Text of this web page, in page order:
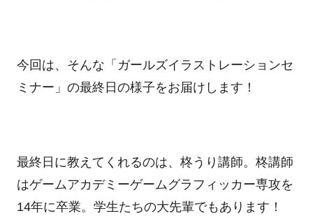
今回は、そんな「ガールズイラストレーションセ
ミナー」の最終日の様子をお届けします！
最終日に教えてくれるのは、柊うり講師。柊講師
はゲームアカデミーゲームグラフィッカー専攻を
14年に卒業。学生たちの大先輩でもあります！